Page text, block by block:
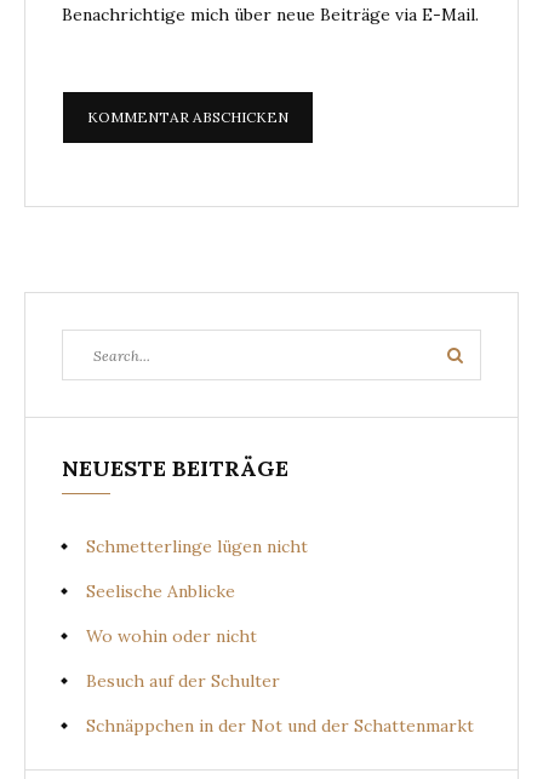
Benachrichtige mich über neue Beiträge via E-Mail.
for:
Search
NEUESTE BEITRÄGE
Schmetterlinge lügen nicht
Seelische Anblicke
Wo wohin oder nicht
Besuch auf der Schulter
Schnäppchen in der Not und der Schattenmarkt